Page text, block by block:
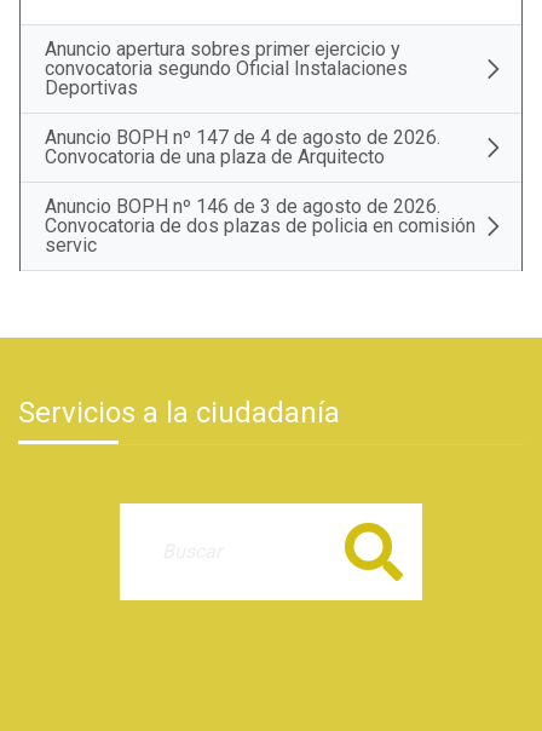
Anuncio apertura sobres primer ejercicio y
convocatoria segundo Oficial Instalaciones
Deportivas
Anuncio BOPH nº 147 de 4 de agosto de 2026.
Convocatoria de una plaza de Arquitecto
Anuncio BOPH nº 146 de 3 de agosto de 2026.
Convocatoria de dos plazas de policia en comisión
servic
Servicios a la ciudadanía
Buscar